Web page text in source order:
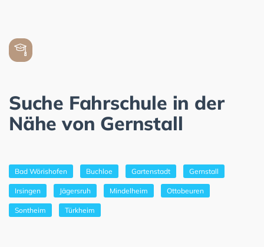
Suche Fahrschule in der
Nähe von Gernstall
Bad Wörishofen Buchloe Gartenstadt Gernstall
Irsingen Jägersruh Mindelheim Ottobeuren
Sontheim Türkheim